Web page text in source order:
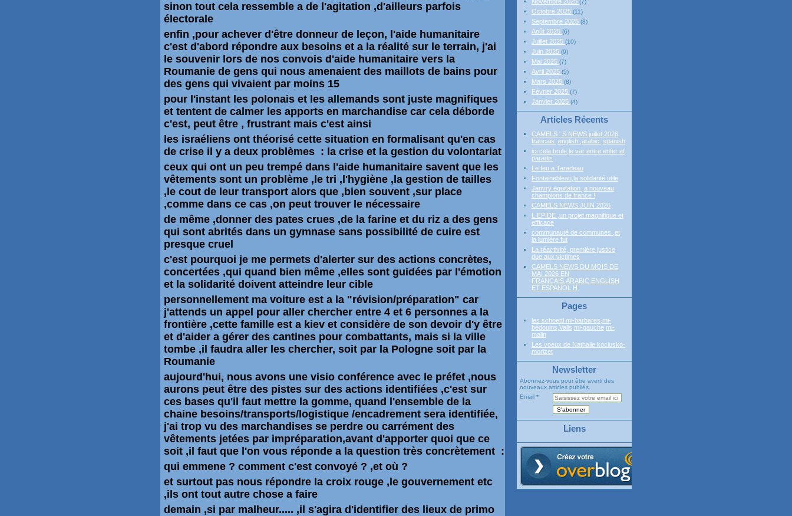
sinon tout cela ressemble a de l'agitation ,d'ailleurs parfois
électorale
enfin ,pour achever d'être donneur de leçon, l'aide humanitaire
c'est d'abord répondre aux besoins et a la réalité sur le terrain, j'ai
le souvenir lors de nos convois d'aide humanitaire vers la
Roumanie de gens qui nous amenaient des maillots de bains pour
des gens qui vivaient par moins 15
pour l'instant les polonais et les allemands sont juste magnifiques
et tentent de calmer les apports en marchandise car cela déborde
c'est, peut être , frustrant mais c'est ainsi
les israéliens ont théorisé cette situation en formalisant qu'en cas
de crise il y a deux problèmes : la crise et la gestion du volontariat
ceux qui ont un peu trempé dans l'aide humanitaire savent que les
vêtements sont un problème ,le tri ,l'hygiène ,la gestion de tailles
,le cout de leur transport alors que ,bien souvent ,sur place
,comme dans ce cas ,on peut trouver le nécessaire
de même ,donner des pates crues ,de la farine et du riz a des gens
qui sont abrités dans un gymnase sans possibilité de cuire est
presque cruel
c'est pourquoi je me permets d'alerter sur des actions concrètes,
concertées ,qui quand bien même ,elles sont guidées par l'émotion
et la solidarité doivent atteindre leur cible
personnellement ma voiture est a la "révision/préparation" car
j'attends un appel pour aller chercher entre 4 et 6 personnes a la
frontière ,cette famille est a kiev et considère de son devoir d'y être
et d'aider a gérer des cantines pour combattants, mais si la ville
tombe ,il faudra aller les chercher, soit par la Pologne soit par la
Roumanie
aujourd'hui, nous avons une visio conférence avec le préfet ,nous
aurons peut être des pistes sur des actions identifiées ,c'est sur
ces bases qu'il faut mettre la gomme, quand l'ensemble de la
chaine besoins/transports/logistique /encadrement sera identifiée,
j'ai trop vu des marchandises se perdre ou carrément des
vêtements jetées par impréparation,avant d'apporter quoi que ce
soit ,il faut que l'on vous réponde a la question très concrètement :
qui emmene ? comment c'est convoyé ? ,et où ?
et surtout pas nous répondre la croix rouge ,le gouvernement etc
,ils ont tout autre chose a faire
demain ,si par malheur..... ,il s'agira d'identifier des lieux de primo
(7)
Octobre 2025 (11)
Septembre 2025 (8)
Août 2025 (6)
Juillet 2025 (10)
Juin 2025 (9)
Mai 2025 (7)
Avril 2025 (5)
Mars 2025 (8)
Février 2025 (7)
Janvier 2025 (4)
Articles Récents
CAMELS ' S NEWS juillet 2026
francais ,english ,arabic ,spanish
ici cela brule,le var entre enfer et
paradis
Le feu a Taradeau
Fontainebleau,la solidarité utile
Janvry equitation ,a nouveau
champions de france !
CAMELS NEWS JUIN 2026
L EPIDE ,un projet magnifique et
efficace
communauté de communes ,et
la lumière fut
La réactivité, première justice
due aux victimes
CAMELS NEWS DU MOIS DE
MAI 2026 EN
FRANCAIS,ARABIC,ENGLISH
ET ESPANOL H
Pages
les schoettl mi-barbares,mi-
bédouins,Valls,mi-gauche,mi-
malin
Les voeux de Nathalie kociusko-
morizet
Newsletter
Abonnez-vous pour être averti des
nouveaux articles publiés.
Email
Liens